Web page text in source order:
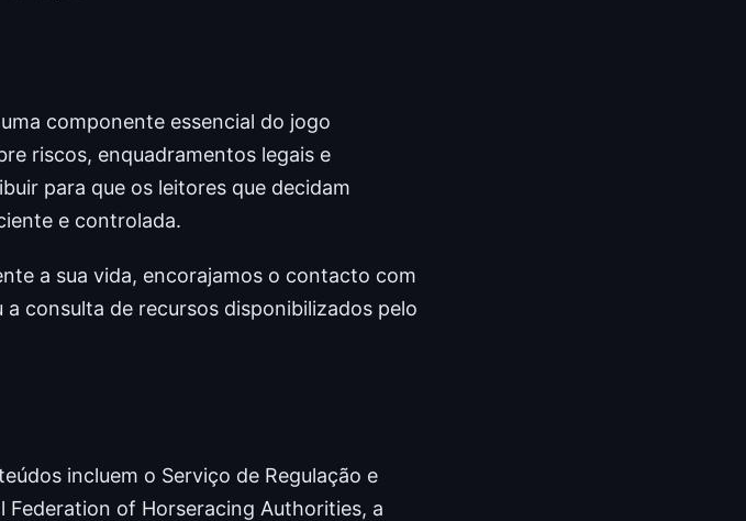
componente essencial do jogo
riscos, enquadramentos legais e
para que os leitores que decidam
e controlada.
a sua vida, encorajamos o contacto com
consulta de recursos disponibilizados pelo
incluem o Serviço de Regulação e
of Horseracing Authorities, a